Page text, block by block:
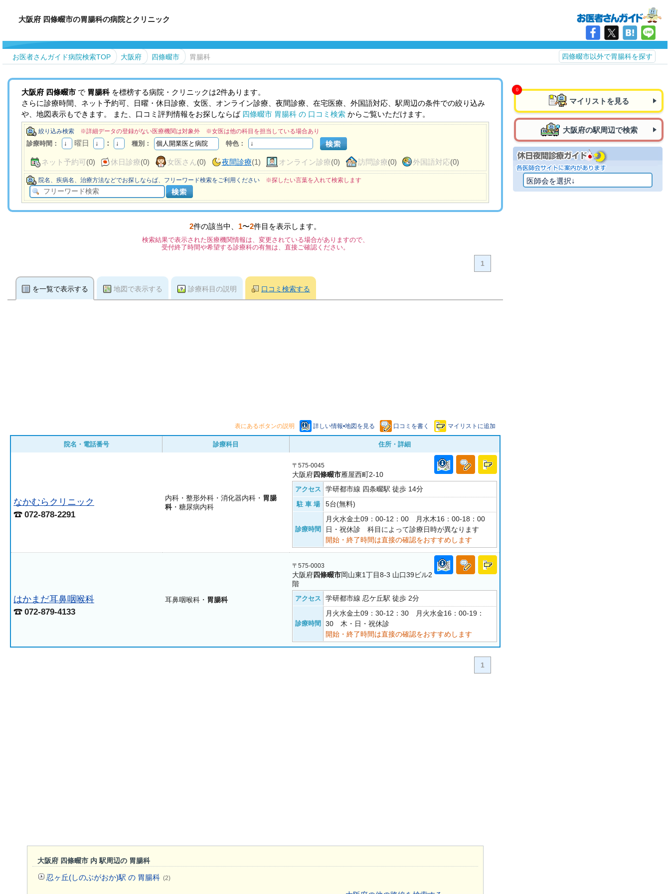
大阪府 四條畷市の胃腸科の病院とクリニック
お医者さんガイド病院検索TOP 大阪府 四條畷市 胃腸科 四條畷市以外で胃腸科を探す
大阪府 四條畷市 で 胃腸科を標榜する病院・クリニックは2件あります。
さらに診療時間、ネット予約可、日曜・休日診療、女医、オンライン診療、夜間診療、在宅医療、外国語対応、駅周辺の条件での絞り込み
や、地図表示もできます。 また、口コミ評判情報をお探しならば 四條畷市 胃腸科 の 口コミ検索 からご覧いただけます。
絞り込み検索 ※詳細データの登録がない医療機関は対象外 ※女医は他の科目を担当している場合あり
診療時間： 曜日 ： 種別： 特色：
ネット予約可(0) 休日診療(0) 女医さん(0) 夜間診療(1) オンライン診療(0) 訪問診療(0) 外国語対応(0)
院名、疾病名、治療方法などでお探しならば、フリーワード検索をご利用ください ※探したい言葉を入れて検索します
2件の該当中、 1〜2件目を表示します。
検索結果で表示された医療機関情報は、変更されている場合がありますので、
受付終了時間や希望する診療科の有無は、直接ご確認ください。
1
を一覧で表示する 地図で表示する 診療科目の説明 口コミ検索する
表にあるボタンの説明 詳しい情報•地図を見る 口コミを書く マイリストに追加
院名・電話番号 診療科目 住所・詳細
なかむらクリニック
072-878-2291
内科・整形外科・消化器内科・ 胃腸
科・糖尿病内科
〒575-0045
大阪府四條畷市雁屋西町2-10
アクセス 学研都市線 四条畷駅 徒歩 14分
駐 車 場 5台(無料)
診療時間
月火水金土09：00-12：00 月水木16：00-18：00
日・祝休診 科目によって診療日時が異なります
開始・終了時間は直接の確認をおすすめします
はかまだ耳鼻咽喉科
072-879-4133
耳鼻咽喉科・ 胃腸科
〒575-0003
大阪府四條畷市岡山東1丁目8-3 山口39ビル2
階
アクセス 学研都市線 忍ケ丘駅 徒歩 2分
診療時間
月火水金土09：30-12：30 月火水金16：00-19：
30 木・日・祝休診
開始・終了時間は直接の確認をおすすめします
1
大阪府 四條畷市 内 駅周辺の 胃腸科
忍ヶ丘(しのぶがおか)駅 の 胃腸科 (2)
マイリストを見る
大阪府の駅周辺で検索